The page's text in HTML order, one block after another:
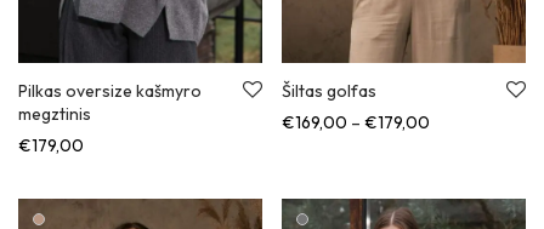
Pilkas oversize kašmyro
megztinis
€179,00
Šiltas golfas
€169,00 – €179,00